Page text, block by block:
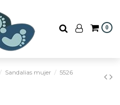
0
Sandalias mujer
5526